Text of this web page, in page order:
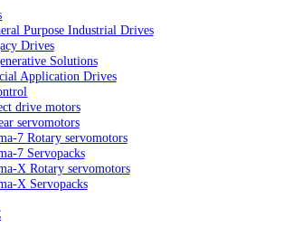
электромагнитный клапан Siemens
Siemens SKP
Siemens SQM
Siemens SQN
Purpose Industrial Drives
Drives
Solutions
Application Drives
drive motors